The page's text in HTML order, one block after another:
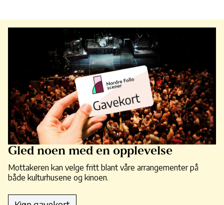
Gled noen med en opplevelse
Mottakeren kan velge fritt blant våre arrangementer på
både kulturhusene og kinoen.